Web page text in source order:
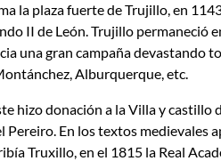
la plaza fuerte de Trujillo, en
II de León. Trujillo permaneció
una gran campaña devastando
Alburquerque, etc.
hizo donación a la Villa y castillo
Pereiro. En los textos medievales
Truxillo, en el 1815 la Real